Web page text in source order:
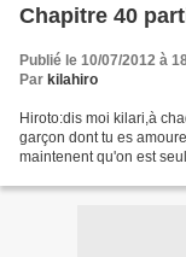
Chapitre 40
Publié le 10/07/2012 à
Par kilahiro
Hiroto:dis moi kilari,à
garçon dont tu es
maintenent qu'on est